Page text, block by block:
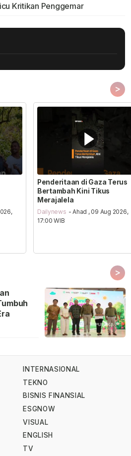
Kritikan Penggemar
>
Penderitaan di Gaza Terus
Bertambah Kini Tikus
Merajalela
Dailynews - Ahad , 09 Aug 2026,
17:00 WIB
>
INTERNASIONAL
TEKNO
BISNIS FINANSIAL
ESGNOW
VISUAL
ENGLISH
TV